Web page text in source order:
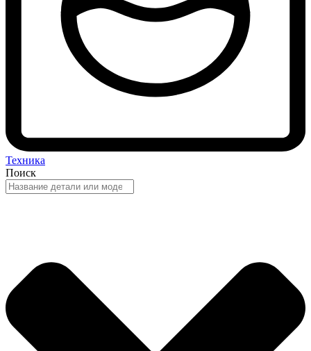
Техника
Поиск